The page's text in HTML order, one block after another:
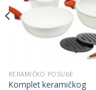
KERAMIČKO POSUĐE
Komplet keramičkog